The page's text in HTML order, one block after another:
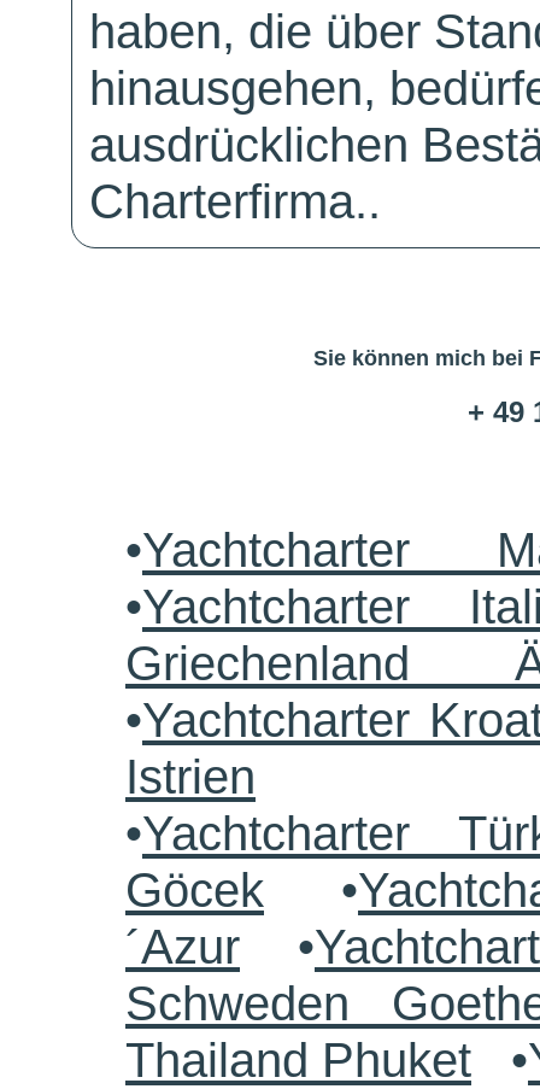
haben, die über
hinausgehen,
ausdrücklichen
Charterfirma..
Sie können mich bei
+ 49
•Yachtcharter
•Yachtcharter
Griechenland
•Yachtcharter
Istrien
•Yachtcharter
Göcek •
´Azur •
Schweden
Thailand Phuket •